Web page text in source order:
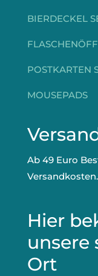
BIERDECKEL
POSTKARTEN
MOUSEPADS
Ab 49 Euro
Versandkosten.
Hier
unsere
Ort